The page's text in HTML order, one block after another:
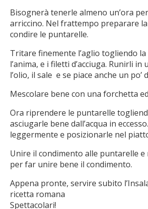
Bisognerà tenerle almeno un’ora
arriccino. Nel frattempo preparare
condire le puntarelle.
Tritare finemente l’aglio togliendo
l’anima, e i filetti d’acciuga. Runirli in
l’olio, il sale e se piace anche un po’
Mescolare bene con una forchetta
Ora riprendere le puntarelle
asciugarle bene dall’acqua in
leggermente e posizionarle nel
Unire il condimento alle puntarelle e
per far unire bene il condimento.
Appena pronte, servire subito
ricetta romana
Spettacolari!